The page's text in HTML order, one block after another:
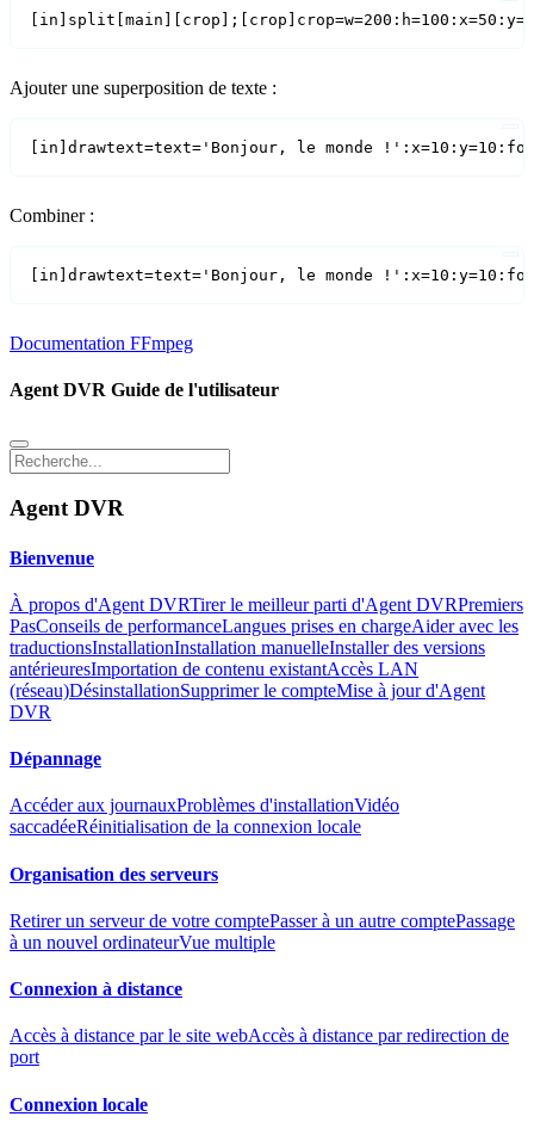
Ajouter une superposition de texte :
[in]drawtext=text='Bonjour, le monde
Combiner :
[in]drawtext=text='Bonjour, le monde
Documentation FFmpeg
Agent DVR Guide de l'utilisateur
Agent DVR
Bienvenue
À propos d'Agent DVRTirer le meilleur parti d'Agent DVRPremiers
PasConseils de performanceLangues prises en chargeAider avec les
traductionsInstallationInstallation manuelleInstaller des versions
antérieuresImportation de contenu existantAccès LAN
(réseau)DésinstallationSupprimer le compteMise à jour d'Agent
DVR
Dépannage
Accéder aux journauxProblèmes d'installationVidéo
saccadéeRéinitialisation de la connexion locale
Organisation des serveurs
Retirer un serveur de votre comptePasser à un autre comptePassage
à un nouvel ordinateurVue multiple
Connexion à distance
Accès à distance par le site webAccès à distance par redirection de
port
Connexion locale